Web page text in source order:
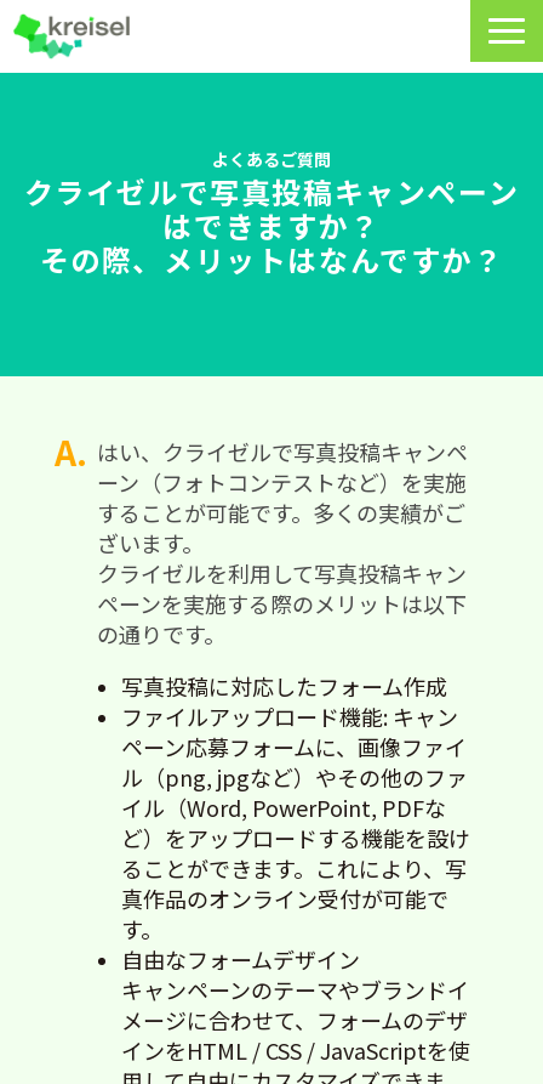
サービス一覧
クライゼルの使い方
資料DL・ウェビナー一覧
料金・プラン
CRMラボ
よくあるご質問
クライゼルで写真投稿キャンペーン
はできますか？
その際、メリットはなんですか？
はい、クライゼルで写真投稿キャンペ
ーン（フォトコンテストなど）を実施
することが可能です。多くの実績がご
ざいます。
クライゼルを利用して写真投稿キャン
ペーンを実施する際のメリットは以下
の通りです。
写真投稿に対応したフォーム作成
ファイルアップロード機能: キャン
ペーン応募フォームに、画像ファイ
ル（png, jpgなど）やその他のファ
イル（Word, PowerPoint, PDFな
ど）をアップロードする機能を設け
ることができます。これにより、写
真作品のオンライン受付が可能で
す。
自由なフォームデザイン
キャンペーンのテーマやブランドイ
メージに合わせて、フォームのデザ
インをHTML / CSS / JavaScriptを使